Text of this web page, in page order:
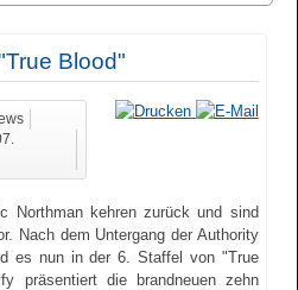
Blood"
Northman kehren zurück und sind
Nach dem Untergang der Authority
es nun in der 6. Staffel von "True
präsentiert die brandneuen zehn